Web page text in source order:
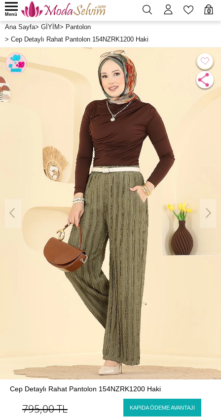
0
Menü
Ana Sayfa> GİYİM> Pantolon
> Cep Detaylı Rahat Pantolon 154NZRK1200 Haki
Cep Detaylı Rahat Pantolon 154NZRK1200 Haki
795,00TL KAPIDA ÖDEME AVANTAJI